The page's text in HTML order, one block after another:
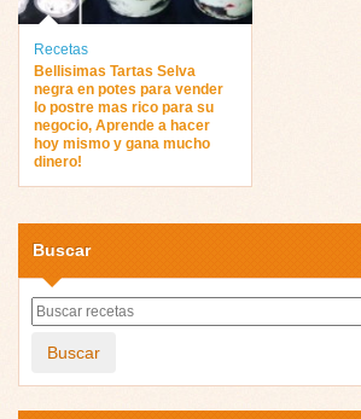
Recetas
Bellisimas Tartas Selva
negra en potes para vender
lo postre mas rico para su
negocio, Aprende a hacer
hoy mismo y gana mucho
dinero!
Buscar
Buscar